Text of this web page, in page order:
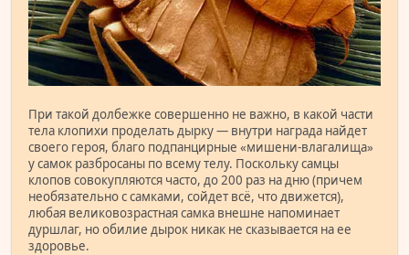
При такой долбежке совершенно не важно, в какой части
тела клопихи проделать дырку — внутри награда найдет
своего героя, благо подпанцирные «мишени-влагалища»
у самок разбросаны по всему телу. Поскольку самцы
клопов совокупляются часто, до 200 раз на дню (причем
необязательно с самками, сойдет всё, что движется),
любая великовозрастная самка внешне напоминает
дуршлаг, но обилие дырок никак не сказывается на ее
здоровье.